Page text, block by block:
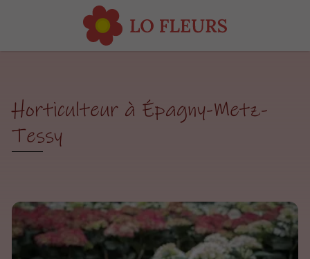
Horticulteur à Épagny-Metz-
Tessy